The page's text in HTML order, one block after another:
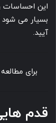
این احساسات
بسیار می شود
آیید.
برای
قدم